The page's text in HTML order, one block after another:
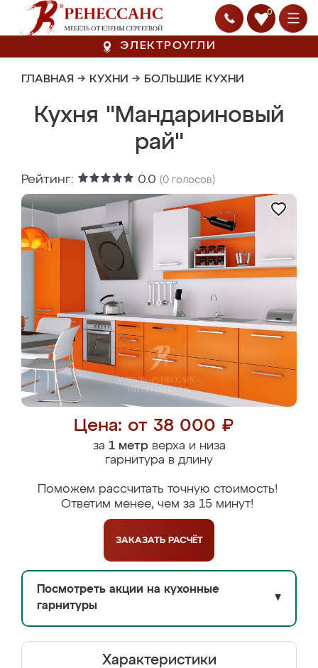
0
ЭЛЕКТРОУГЛИ
ГЛАВНАЯ → КУХНИ → БОЛЬШИЕ КУХНИ
Кухня "Мандариновый
рай"
Рейтинг: 0.0 (0 голосов)
Цена: от 38 000 ₽
за 1 метрверха и низа
гарнитура в длину
Поможем рассчитать точную стоимость!
Ответим менее, чем за 15 минут!
ЗАКАЗАТЬ РАСЧЁТ
Посмотреть акции на кухонные
гарнитуры
▼
Характеристики